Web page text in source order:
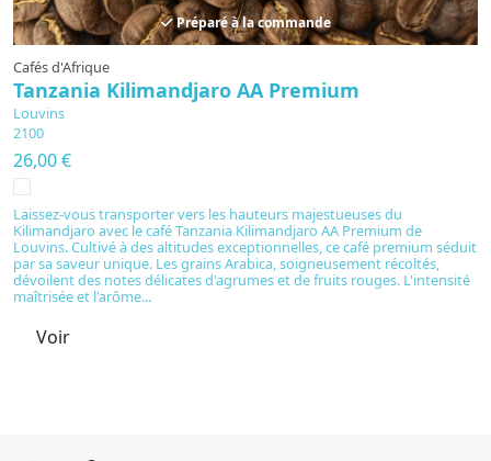
Préparé à la commande
Cafés d'Afrique
Tanzania Kilimandjaro AA Premium
Louvins
2100
26,00 €
Laissez-vous transporter vers les hauteurs majestueuses du
Kilimandjaro avec le café Tanzania Kilimandjaro AA Premium de
Louvins. Cultivé à des altitudes exceptionnelles, ce café premium séduit
par sa saveur unique. Les grains Arabica, soigneusement récoltés,
dévoilent des notes délicates d'agrumes et de fruits rouges. L'intensité
maîtrisée et l'arôme...
Voir